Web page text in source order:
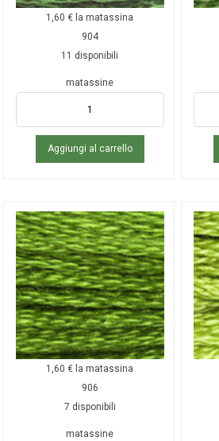
1,60€ la matassina
904
11 disponibili
matassine
Aggiungi al carrello
1,60€ la matassina
906
7 disponibili
matassine